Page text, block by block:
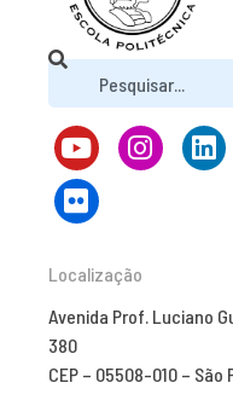
Localização
Avenida Prof. Luciano
380
CEP – 05508-010 – São